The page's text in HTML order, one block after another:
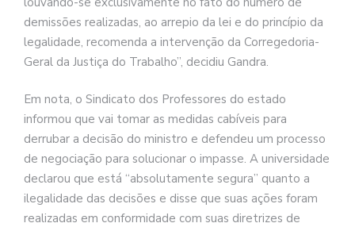
demissões realizadas, ao arrepio da lei e do princípio da
legalidade, recomenda a intervenção da Corregedoria-
Geral da Justiça do Trabalho”, decidiu Gandra.
Em nota, o Sindicato dos Professores do estado
informou que vai tomar as medidas cabíveis para
derrubar a decisão do ministro e defendeu um processo
de negociação para solucionar o impasse. A universidade
declarou que está “absolutamente segura” quanto a
ilegalidade das decisões e disse que suas ações foram
realizadas em conformidade com suas diretrizes de